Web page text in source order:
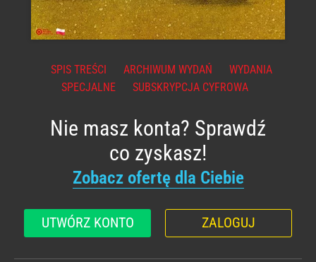
SPIS TREŚCI ARCHIWUM WYDAŃ
WYDANIA
SPECJALNE
SUBSKRYPCJA CYFROWA
Nie masz konta? Sprawdź
co zyskasz!
Zobacz ofertę dla Ciebie
UTWÓRZ KONTO ZALOGUJ